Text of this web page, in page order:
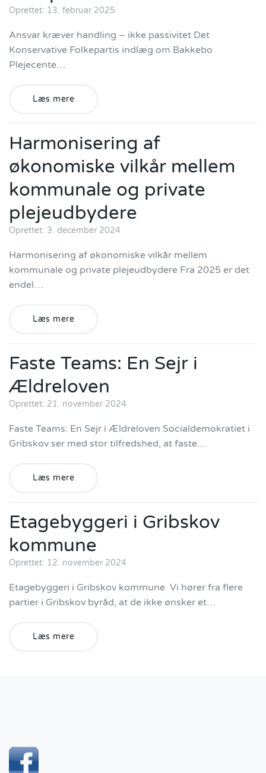
Oprettet: 13. februar 2025
Ansvar kræver handling – ikke passivitet Det
Konservative Folkepartis indlæg om Bakkebo
Plejecente…
Læs mere
Harmonisering af
økonomiske vilkår mellem
kommunale og private
plejeudbydere
Oprettet: 3. december 2024
Harmonisering af økonomiske vilkår mellem
kommunale og private plejeudbydere Fra 2025 er det
endel…
Læs mere
Faste Teams: En Sejr i
Ældreloven
Oprettet: 21. november 2024
Faste Teams: En Sejr i Ældreloven Socialdemokratiet i
Gribskov ser med stor tilfredshed, at faste…
Læs mere
Etagebyggeri i Gribskov
kommune
Oprettet: 12. november 2024
Etagebyggeri i Gribskov kommune Vi hører fra flere
partier i Gribskov byråd, at de ikke ønsker et…
Læs mere